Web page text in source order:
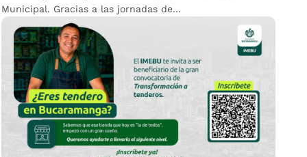
Municipal. Gracias a las jornadas de...